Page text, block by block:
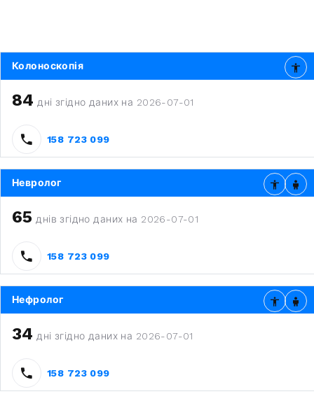
Колоноскопія
84 дні згідно даних на 2026-07-01
158 723 099
Невролог
65 днів згідно даних на 2026-07-01
158 723 099
Нефролог
34 дні згідно даних на 2026-07-01
158 723 099